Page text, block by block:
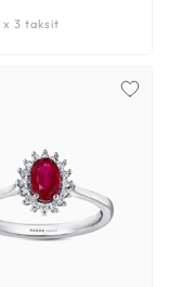
x 3 taksit